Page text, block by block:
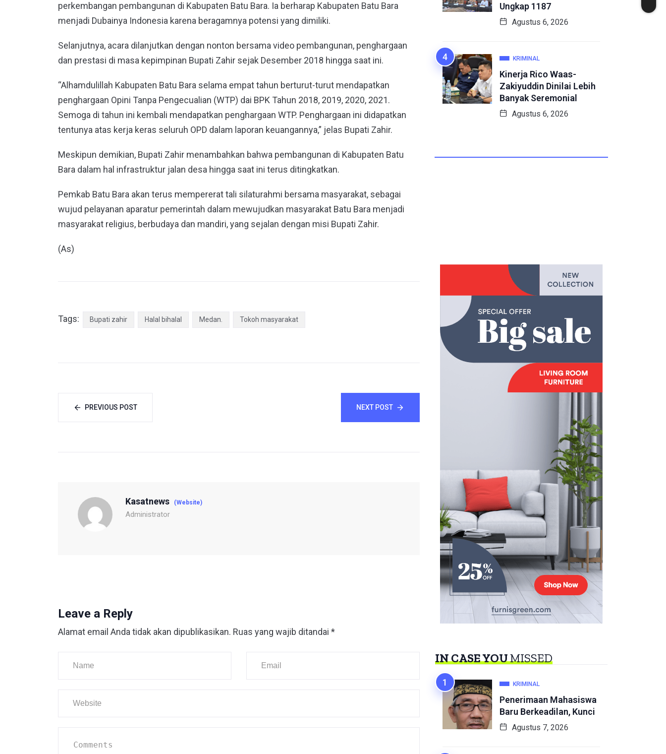
perkembangan pembangunan di Kabupaten Batu Bara. Ia berharap Kabupaten Batu Bara
menjadi Dubainya Indonesia karena beragamnya potensi yang dimiliki.
Selanjutnya, acara dilanjutkan dengan nonton bersama video pembangunan, penghargaan
dan prestasi di masa kepimpinan Bupati Zahir sejak Desember 2018 hingga saat ini.
“Alhamdulillah Kabupaten Batu Bara selama empat tahun berturut-turut mendapatkan
penghargaan Opini Tanpa Pengecualian (WTP) dai BPK Tahun 2018, 2019, 2020, 2021.
Semoga di tahun ini kembali mendapatkan penghargaan WTP. Penghargaan ini didapatkan
tentunya atas kerja keras seluruh OPD dalam laporan keuangannya,” jelas Bupati Zahir.
Meskipun demikian, Bupati Zahir menambahkan bahwa pembangunan di Kabupaten Batu
Bara dalam hal infrastruktur jalan desa hingga saat ini terus ditingkatkan.
Pemkab Batu Bara akan terus mempererat tali silaturahmi bersama masyarakat, sebagai
wujud pelayanan aparatur pemerintah dalam mewujudkan masyarakat Batu Bara menjadi
masyarakat religius, berbudaya dan mandiri, yang sejalan dengan misi Bupati Zahir.
(As)
Tags: Bupati zahir Halal bihalal Medan. Tokoh masyarakat
PREVIOUS POST NEXT POST
Kasatnews (Website)
Administrator
Leave a Reply
Alamat email Anda tidak akan dipublikasikan. Ruas yang wajib ditandai *
Ungkap 1187
Agustus 6, 2026
KRIMINAL
Kinerja Rico Waas-
Zakiyuddin Dinilai Lebih
Banyak Seremonial
Agustus 6, 2026
IN CASE YOUMISSED
KRIMINAL
Penerimaan Mahasiswa
Baru Berkeadilan, Kunci
Agustus 7, 2026